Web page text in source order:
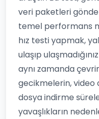
veri paketleri
temel performans
hız testi yapmak,
ulaşıp
aynı zamanda
gecikmelerin, video
dosya indirme
yavaşlıkların